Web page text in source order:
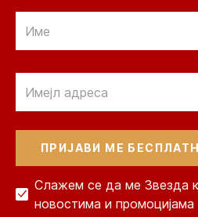
Слажем се да ме Звезда
новостима и промоцијама